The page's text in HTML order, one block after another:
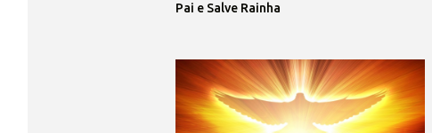
Pai e Salve Rainha